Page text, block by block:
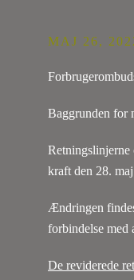
MAJ 26,
Baggrunden for
Retningslinjerne
kraft den 28.
Ændringen
forbindelse med
De reviderede